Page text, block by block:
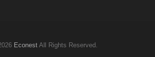
Econest All Rights Reserved.